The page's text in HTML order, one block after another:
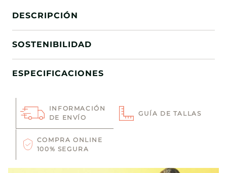
DESCRIPCIÓN
SOSTENIBILIDAD
ESPECIFICACIONES
INFORMACIÓN
DE ENVÍO
GUÍA DE TALLAS
COMPRA ONLINE
100% SEGURA